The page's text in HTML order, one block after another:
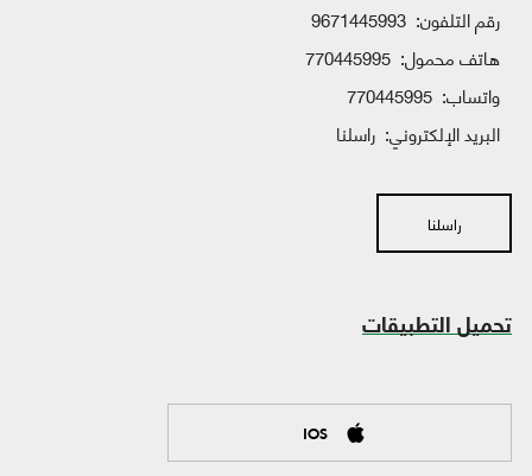
رقم التلفون: 9671445993
هاتف محمول: 770445995
واتساب:
البريد الإلكتروني: راسلنا
راسلنا
تحميل التطبيقات
IOS